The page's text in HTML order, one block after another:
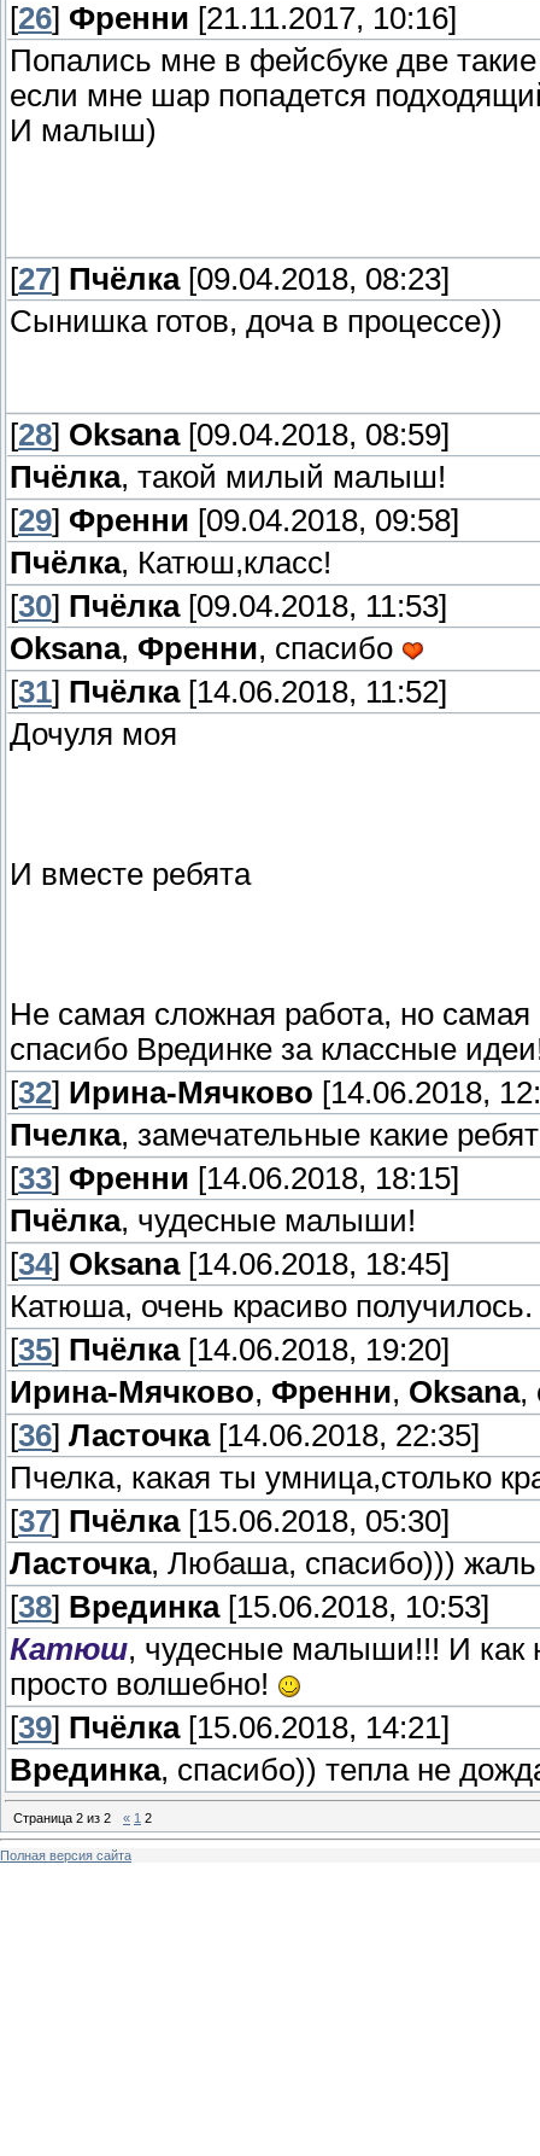
[26] Френни [21.11.2017, 10:16]
Попались мне в фейсбуке две
если мне шар попадется
И малыш)
[27] Пчёлка[09.04.2018, 08:23]
Сынишка готов, доча в процессе))
[28] Oksana[09.04.2018, 08:59]
Пчёлка, такой милый малыш!
[29] Френни [09.04.2018, 09:58]
Пчёлка, Катюш,класс!
[30] Пчёлка[09.04.2018, 11:53]
Oksana, Френни, спасибо
[31] Пчёлка[14.06.2018, 11:52]
Дочуля моя
И вместе ребята
Не самая сложная работа, но
спасибо Врединке за классные
[32] Ирина-Мячково [14.06.2018,
Пчелка, замечательные какие
[33] Френни [14.06.2018, 18:15]
Пчёлка, чудесные малыши!
[34] Oksana[14.06.2018, 18:45]
Катюша, очень красиво получилось.
[35] Пчёлка[14.06.2018, 19:20]
Ирина-Мячково, Френни, Oksana,
[36] Ласточка[14.06.2018, 22:35]
Пчелка, какая ты умница,столько
[37] Пчёлка[15.06.2018, 05:30]
Ласточка, Любаша, спасибо))) жаль
[38] Врединка[15.06.2018, 10:53]
Катюш, чудесные малыши!!! И как
просто волшебно!
[39] Пчёлка[15.06.2018, 14:21]
Врединка, спасибо)) тепла не
Страница 2 из 2 « 1 2
Полная версия сайта